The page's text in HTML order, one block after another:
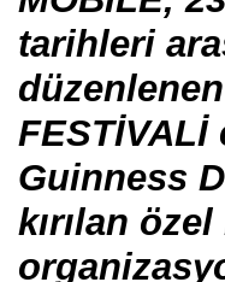
tarihleri
Guinness
kırılan